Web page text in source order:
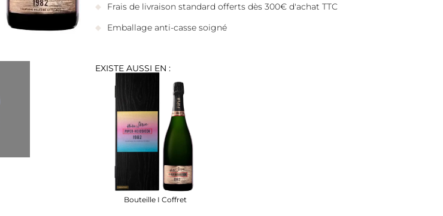
Frais de livraison standard offerts dès 300€ d'achat TTC
Emballage anti-casse soigné
EXISTE AUSSI EN :
Bouteille I Coffret